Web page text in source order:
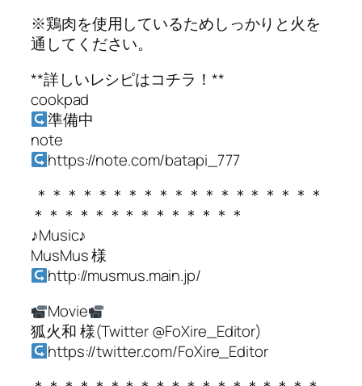
※鶏肉を使用しているためしっかりと火を
通してください。
**詳しいレシピはコチラ！**
cookpad
準備中
note
https://note.com/batapi_777
＊＊＊＊＊＊＊＊＊＊＊＊＊＊＊＊＊＊＊
＊＊＊＊＊＊＊＊＊＊＊＊＊＊
♪Music♪
MusMus 様
http://musmus.main.jp/
Movie
狐火和 様(Twitter @FoXire_Editor)
https://twitter.com/FoXire_Editor